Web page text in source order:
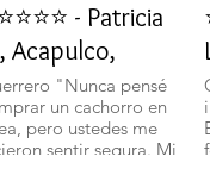
- Patricia
Acapulco,
"Nunca pensé
un cachorro en
pero ustedes me
sentir segura. Mi